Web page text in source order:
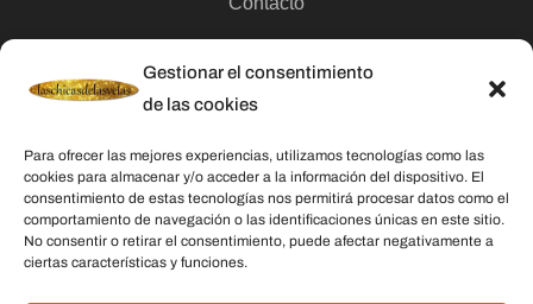
Gestionar el consentimiento
de las cookies
Para ofrecer las mejores experiencias, utilizamos tecnologías como las
cookies para almacenar y/o acceder a la información del dispositivo. El
consentimiento de estas tecnologías nos permitirá procesar datos como el
comportamiento de navegación o las identificaciones únicas en este sitio.
No consentir o retirar el consentimiento, puede afectar negativamente a
ciertas características y funciones.
Categorías
Velas
Inciensos
Aceites esenciales
Aguas rituales y colonias